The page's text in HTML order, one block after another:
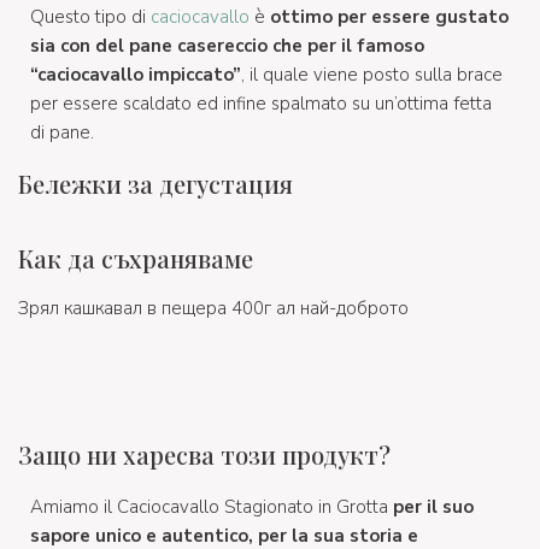
Questo tipo di caciocavallo è ottimo per essere gustato
sia con del pane casereccio che per il famoso
“caciocavallo impiccato”, il quale viene posto sulla brace
per essere scaldato ed infine spalmato su un’ottima fetta
di pane.
Бележки за дегустация
Как да съхраняваме
Зрял кашкавал в пещера 400г ал най-доброто
Защо ни харесва този продукт?
Amiamo il Caciocavallo Stagionato in Grotta per il suo
sapore unico e autentico, per la sua storia e